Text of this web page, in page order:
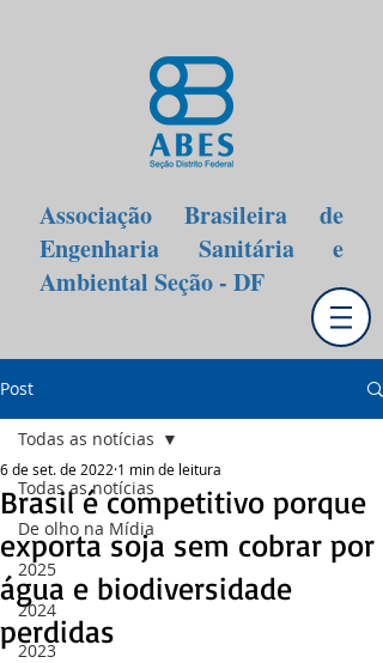
Associação Brasileira de
Engenharia Sanitária e
Ambiental Seção - DF
Post
Todas as notícias
De olho na Mídia
2025
2024
2023
Todas as notícias
Brasil é competitivo porque
exporta soja sem cobrar por
água e biodiversidade
perdidas
6 de set. de 2022 1 min de leitura